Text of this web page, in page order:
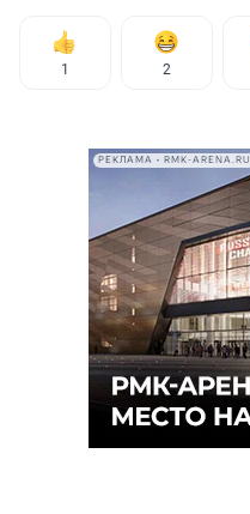
1 2
РЕКЛАМА • RMK-ARENA.RU